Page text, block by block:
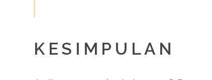
KESIMPULAN